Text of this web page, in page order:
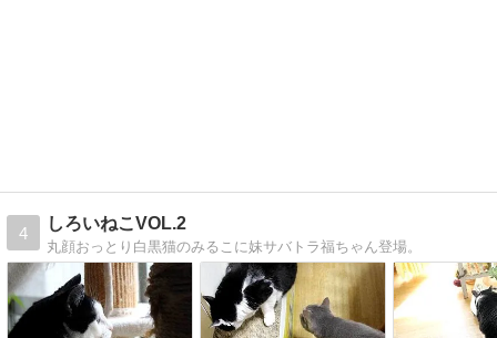
4
しろいねこVOL.2
丸顔おっとり白黒猫のみるこに妹サバトラ福ちゃん登場。